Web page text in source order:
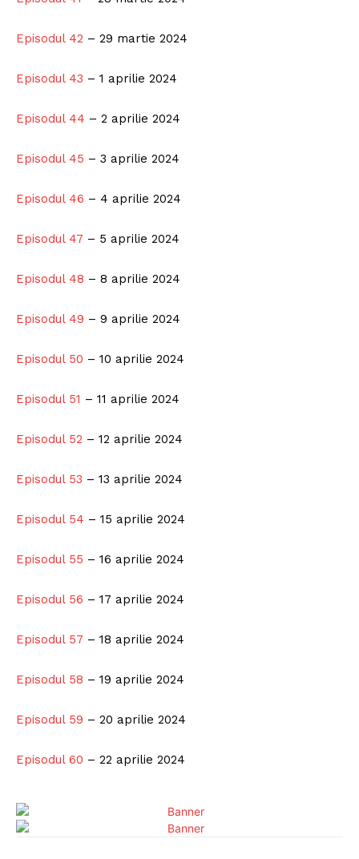
Episodul 42 – 29 martie 2024
Episodul 43 – 1 aprilie 2024
Episodul 44 – 2 aprilie 2024
Episodul 45 – 3 aprilie 2024
Episodul 46 – 4 aprilie 2024
Episodul 47 – 5 aprilie 2024
Episodul 48 – 8 aprilie 2024
Episodul 49 – 9 aprilie 2024
Episodul 50 – 10 aprilie 2024
Episodul 51 – 11 aprilie 2024
Episodul 52 – 12 aprilie 2024
Episodul 53 – 13 aprilie 2024
Episodul 54 – 15 aprilie 2024
Episodul 55 – 16 aprilie 2024
Episodul 56 – 17 aprilie 2024
Episodul 57 – 18 aprilie 2024
Episodul 58 – 19 aprilie 2024
Episodul 59 – 20 aprilie 2024
Episodul 60 – 22 aprilie 2024